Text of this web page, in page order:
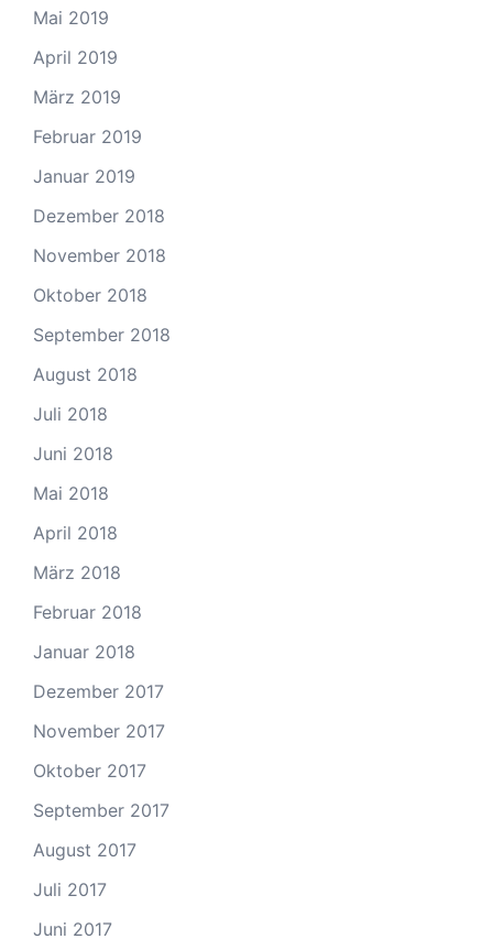
Mai 2019
April 2019
März 2019
Februar 2019
Januar 2019
Dezember 2018
November 2018
Oktober 2018
September 2018
August 2018
Juli 2018
Juni 2018
Mai 2018
April 2018
März 2018
Februar 2018
Januar 2018
Dezember 2017
November 2017
Oktober 2017
September 2017
August 2017
Juli 2017
Juni 2017